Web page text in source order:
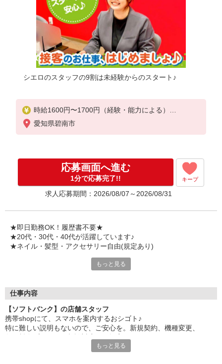
シエロのスタッフの9割は未経験からのスタート♪
時給1600円〜1700円（経験・能力による）
※残業代支給
★交通費別途支給（規定あり）
入社祝い金10万円支給(規定有)
お友達を紹介頂くと,
インセンティブ支給(規定有)
゜・。○。・゜+゜・。○。・゜+゜
愛知県碧南市
応募画面へ進む
1分で応募完了!! キープ
求人応募期間：2026/08/07～2026/08/31
★即日勤務OK！履歴書不要★
★20代・30代・40代が活躍しています♪
★ネイル・髪型・アクセサリー自由(規定あり)
各キャリアの新機種が特別価格で購入OK！！
特別割引価格でご利用可能☆
お得に過ごしたいあなたの味方です♪
【選べるお仕事いろいろ】
もっと見る
仕事内容
【ソフトバンク】の店舗スタッフ
携帯shopにて、スマホを案内するおシゴト♪
特に難しい説明もないので、ご安心を。新規契約、機種変更、
もっと見る